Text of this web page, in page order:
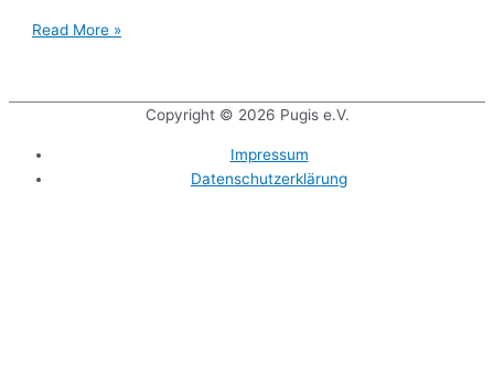
Read More »
Copyright © 2026 Pugis e.V.
Impressum
Datenschutzerklärung